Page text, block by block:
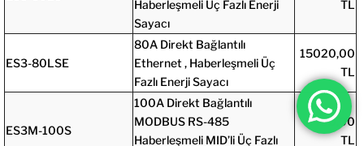
Haberleşmeli Üç Fazlı Enerji
Sayacı
TL
ES3-80LSE
80A Direkt Bağlantılı
Ethernet , Haberleşmeli Üç
Fazlı Enerji Sayacı
15020,00
TL
ES3M-100S
100A Direkt Bağlantılı
MODBUS RS-485
Haberleşmeli MID’li Üç Fazlı
6400,00
TL